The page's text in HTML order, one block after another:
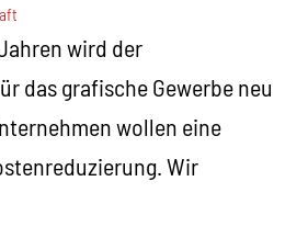
wird der
das grafische Gewerbe neu
wollen eine
Wir